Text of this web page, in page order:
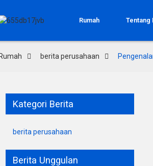
Rumah Tentang
Rumah berita perusahaan
Kategori Berita
berita perusahaan
Berita Unggulan